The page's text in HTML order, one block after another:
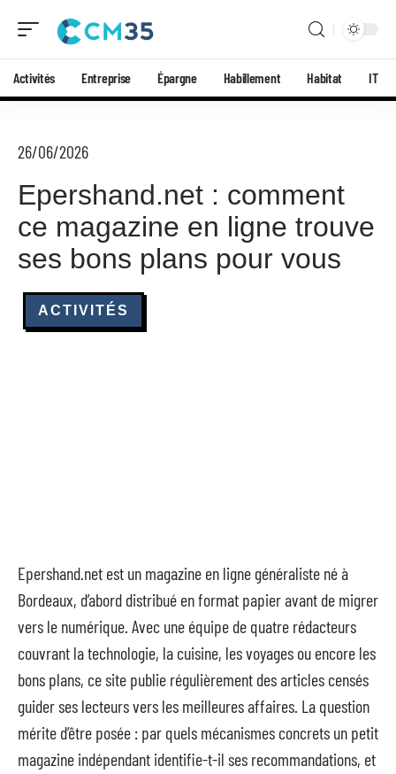
Activités Entreprise Épargne Habillement Habitat IT
26/06/2026
Epershand.net : comment
ce magazine en ligne trouve
ses bons plans pour vous
ACTIVITÉS
Epershand.net est un magazine en ligne généraliste né à
Bordeaux, d’abord distribué en format papier avant de migrer
vers le numérique. Avec une équipe de quatre rédacteurs
couvrant la technologie, la cuisine, les voyages ou encore les
bons plans, ce site publie régulièrement des articles censés
guider ses lecteurs vers les meilleures affaires. La question
mérite d’être posée : par quels mécanismes concrets un petit
magazine indépendant identifie-t-il ses recommandations, et